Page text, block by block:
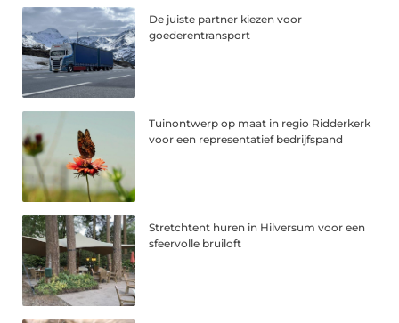
De juiste partner kiezen voor
goederentransport
Tuinontwerp op maat in regio Ridderkerk
voor een representatief bedrijfspand
Stretchtent huren in Hilversum voor een
sfeervolle bruiloft